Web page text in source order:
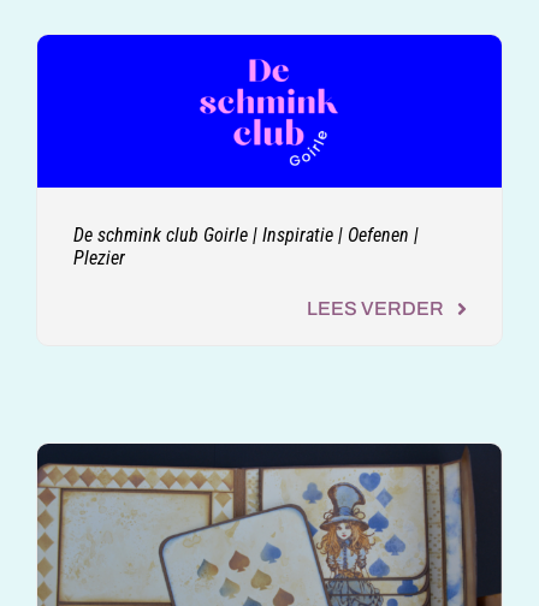
De schmink club Goirle | Inspiratie | Oefenen |
Plezier
LEES VERDER